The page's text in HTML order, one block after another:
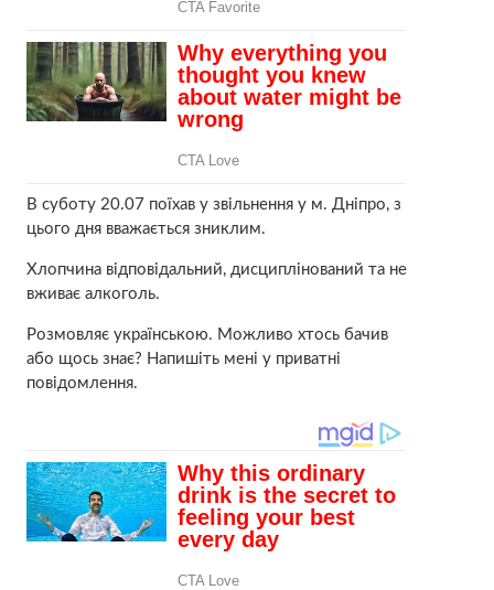
В суботу 20.07 поїхав у звільнення у м. Дніпро, з
цього дня вважається зниклим.
Хлопчина відповідальний, дисциплінований та не
вживає алкоголь.
Розмовляє українською. Можливо хтось бачив
або щось знає? Напишіть мені у приватні
повідомлення.